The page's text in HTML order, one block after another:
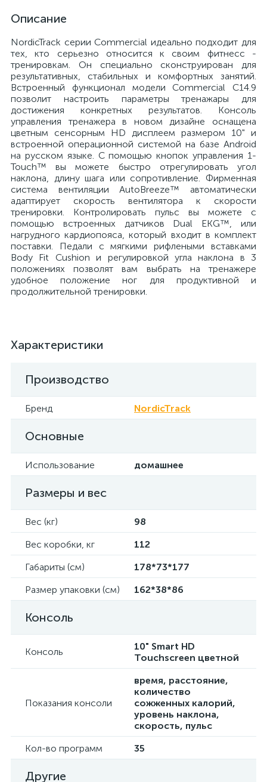
Описание
NordicTrack серии Commercial идеально подходит для
тех, кто серьезно относится к своим фитнесс -
тренировкам. Он специально сконструирован для
результативных, стабильных и комфортных занятий.
Встроенный функционал модели Commercial C14.9
позволит настроить параметры тренажары для
достижения конкретных результатов. Консоль
управления тренажера в новом дизайне оснащена
цветным сенсорным HD дисплеем размером 10" и
встроенной операционной системой на базе Android
на русском языке. С помощью кнопок управления 1-
Touch™ вы можете быстро отрегулировать угол
наклона, длину шага или сопротивление. Фирменная
система вентиляции AutoBreeze™ автоматически
адаптирует скорость вентилятора к скорости
тренировки. Контролировать пульс вы можете с
помощью встроенных датчиков Dual EKG™, или
нагрудного кардиопояса, который входит в комплект
поставки. Педали с мягкими рифлеными вставками
Body Fit Cushion и регулировкой угла наклона в 3
положениях позволят вам выбрать на тренажере
удобное положение ног для продуктивной и
продолжительной тренировки.
Характеристики
Производство
Бренд NordicTrack
Основные
Использование домашнее
Размеры и вес
Вес (кг)
98
Вес коробки, кг
112
Габариты (см)
178*73*177
Размер упаковки (см)
162*38*86
Консоль
Консоль
10" Smart HD
Touchscreen цветной
Показания консоли
время, расстояние,
количество
сожженных калорий,
уровень наклона,
скорость, пульс
Кол-во программ
35
Другие